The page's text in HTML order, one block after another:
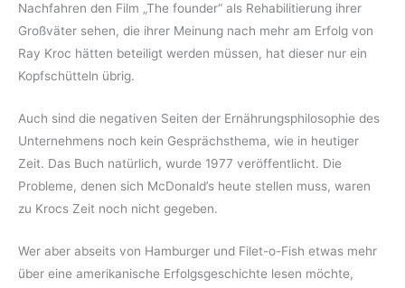
Nachfahren den Film „The founder“ als Rehabilitierung ihrer
Großväter sehen, die ihrer Meinung nach mehr am Erfolg von
Ray Kroc hätten beteiligt werden müssen, hat dieser nur ein
Kopfschütteln übrig.
Auch sind die negativen Seiten der Ernährungsphilosophie des
Unternehmens noch kein Gesprächsthema, wie in heutiger
Zeit. Das Buch natürlich, wurde 1977 veröffentlicht. Die
Probleme, denen sich McDonald’s heute stellen muss, waren
zu Krocs Zeit noch nicht gegeben.
Wer aber abseits von Hamburger und Filet-o-Fish etwas mehr
über eine amerikanische Erfolgsgeschichte lesen möchte,